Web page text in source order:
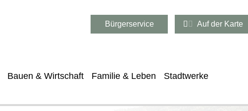
Bürgerservice Auf der Karte
Bauen & Wirtschaft Familie & Leben Stadtwerke